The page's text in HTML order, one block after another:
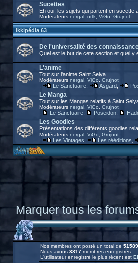
Sucettes
Eh oui, les sujets qui partent en sucette
Modérateurs nergal, ortk, ViGo Grujnot
Ikkipédia 63
De l'universalité des
Quel est le but de cete section et quel y
L'anime
Tout sur l'anime Saint Seiya
Modérateurs nergal, ViGo Grujnot
: Le Sanctuaire, Asgard,
Le Manga
Tout sur les Mangas relatifs à Saint
Modérateurs nergal, ViGo Grujnot
: Le Sanctuaire, Poseidon,
Les Goodies
Présentations des différents goodies
Modérateurs nergal, ViGo Grujnot
: Les Vintages Les rééditions
Marquer tous les
Nos membres ont posté un total de
Nous avons 3817membres enregistrés
L'utilisateur enregistré le plus récent est